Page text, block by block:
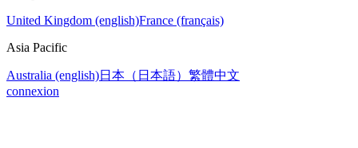
United Kingdom (english)France (français)
Asia Pacific
Australia (english)日本（日本語） 繁體中文
connexion